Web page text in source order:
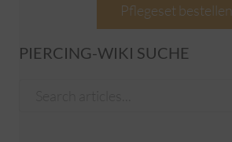
Pflegeset bestellen
PIERCING-WIKI SUCHE